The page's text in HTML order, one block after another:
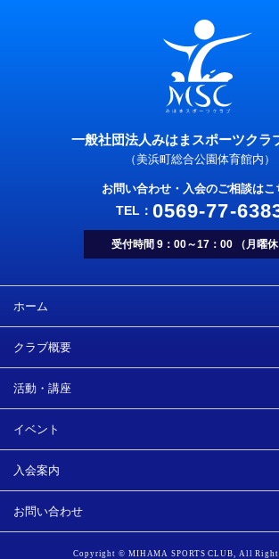
一般社団法人みはまスポーツクラ
（美浜町総合公園体育館内）
お問い合わせ・入会のご相談はこ
0569-77-
受付時間 9：00～17：00 （月曜休
ホーム
クラブ概要
活動・講座
イベント
入会案内
お問い合わせ
Copyright © MIHAMA SPORTS CLUB, All Rights